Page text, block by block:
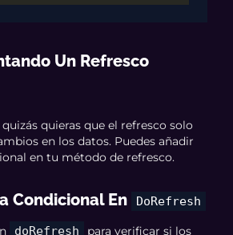
Un Refresco
quieras que el refresco solo
en los datos. Puedes añadir
en tu método de refresco.
Condicional En DoRefresh
doRefresh para verificar si los